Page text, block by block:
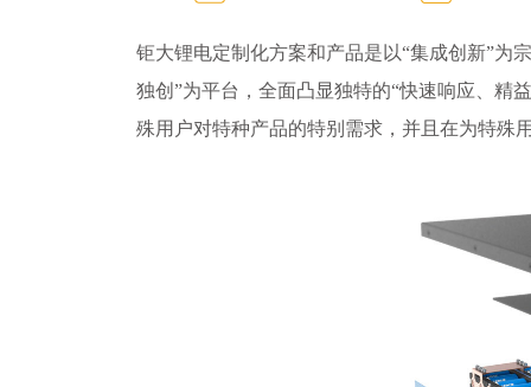
钜大锂电定制化方案和产品是以“集成创新”为
独创”为平台，全面凸显独特的“快速响应、精
殊用户对特种产品的特别需求，并且在为特殊